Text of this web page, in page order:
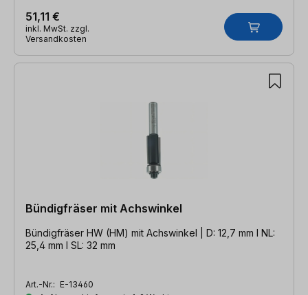
51,11 €
inkl. MwSt. zzgl.
Versandkosten
Bündigfräser mit Achswinkel
Bündigfräser HW (HM) mit Achswinkel | D: 12,7 mm l NL:
25,4 mm l SL: 32 mm
Art.-Nr.: E-13460